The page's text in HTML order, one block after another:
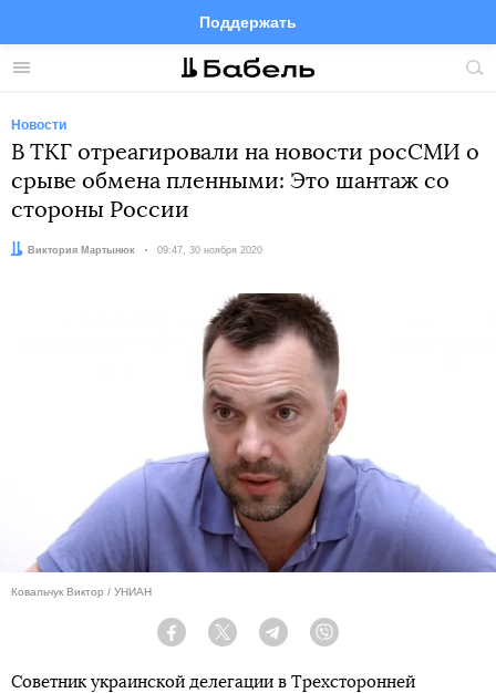
Меню
Поддержать
FacebookTelegramTwitter
Новости
В ТКГ отреагировали на новости росСМИ о
срыве обмена пленными: Это шантаж со
стороны России
Автор:Виктория Мартынюк Дата:
09:47, 30 ноября 2020
Ковальчук Виктор / УНИАН
Facebook Twitter Telegram
Советник украинской делегации в Трехсторонней